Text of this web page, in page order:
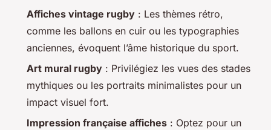
Affiches vintage rugby : Les thèmes rétro,
comme les ballons en cuir ou les typographies
anciennes, évoquent l’âme historique du sport.
Art mural rugby : Privilégiez les vues des stades
mythiques ou les portraits minimalistes pour un
impact visuel fort.
Impression française affiches : Optez pour un